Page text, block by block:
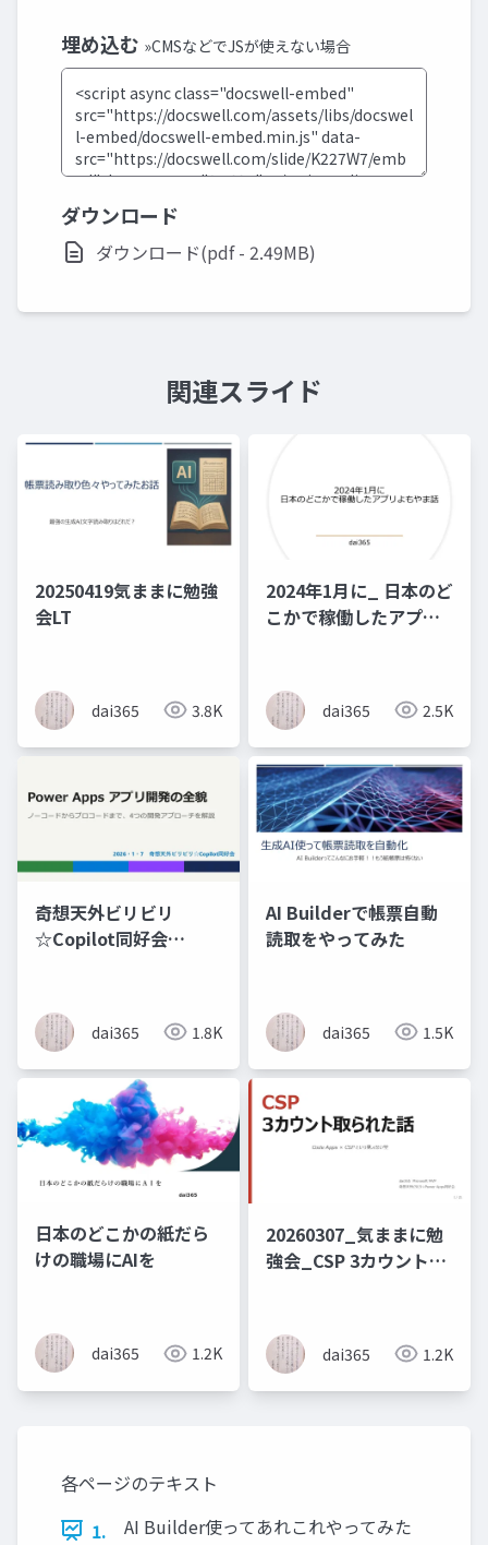
埋め込む »CMSなどでJSが使えない場合
ダウンロード
ダウンロード(pdf - 2.49MB)
関連スライド
20250419気ままに勉強
会LT
dai365 3.8K
2024年1月に_ 日本のど
こかで稼働したアプリ
dai365 2.5K
奇想天外ビリビリ
☆Copilot同好会
dai365 1.8K
AI Builderで帳票自動
読取をやってみた
dai365 1.5K
日本のどこかの紙だら
けの職場にAIを
dai365 1.2K
20260307_気ままに勉
強会_CSP 3カウント取
dai365 1.2K
各ページのテキスト
1.
AI Builder使ってあれこれやってみた